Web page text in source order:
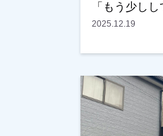
「もう少し
す」との事で
ただきました
したので、
ご提案させ
くもつ方でと
2025.12.19